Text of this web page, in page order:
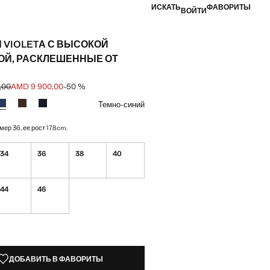
ИСКАТЬВОЙТИФАВОРИТЫ
С ВЫСОКОЙ
РАСКЛЕШЕННЫЕ ОТ
зачеркнута [AMD 19 900,00 ]
[AMD 9 900,00 ]
AMD 9 900,00-50 %
денимцвет: Темно-синий
Цвет Шоколадный
Цвет Синий
Темно-синий
36, ее рост 178cm.
34 36 38 40
44 46
ДОБАВИТЬ В ФАВОРИТЫ